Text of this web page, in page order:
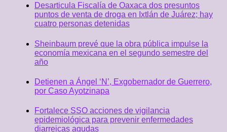
Desarticula Fiscalía de Oaxaca dos presuntos
puntos de venta de droga en Ixtlán de Juárez; hay
cuatro personas detenidas
Sheinbaum prevé que la obra pública impulse la
economía mexicana en el segundo semestre del
año
Detienen a Ángel ‘N’, Exgobernador de Guerrero,
por Caso Ayotzinapa
Fortalece SSO acciones de vigilancia
epidemiológica para prevenir enfermedades
diarreicas agudas